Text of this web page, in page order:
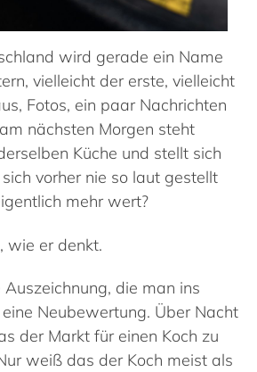
wird gerade ein Name
vielleicht der erste, vielleicht
Fotos, ein paar Nachrichten
nächsten Morgen steht
Küche und stellt sich
vorher nie so laut gestellt
mehr wert?
wie er denkt.
Auszeichnung, die man ins
Neubewertung. Über Nacht
der Markt für einen Koch zu
weiß das der Koch meist als